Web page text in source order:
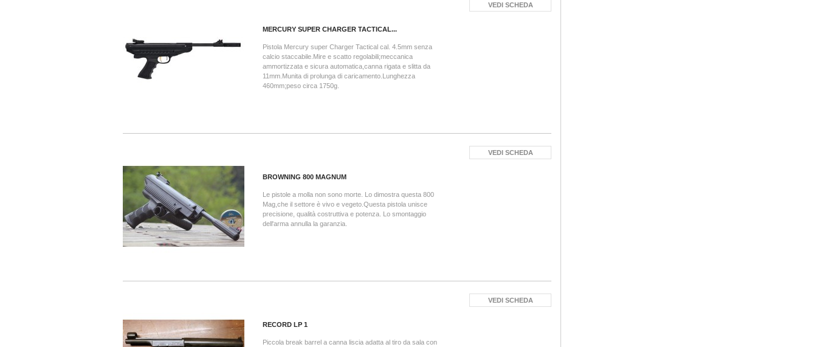
MERCURY SUPER CHARGER TACTICAL...
Pistola Mercury super Charger Tactical cal. 4.5mm senza
calcio staccabile.Mire e scatto regolabili;meccanica
ammortizzata e sicura automatica,canna rigata e slitta da
11mm.Munita di prolunga di caricamento.Lunghezza
460mm;peso circa 1750g.
VEDI SCHEDA
BROWNING 800 MAGNUM
Le pistole a molla non sono morte. Lo dimostra questa 800
Mag,che il settore è vivo e vegeto.Questa pistola unisce
precisione, qualità costruttiva e potenza. Lo smontaggio
dell'arma annulla la garanzia.
VEDI SCHEDA
RECORD LP 1
Piccola break barrel a canna liscia adatta al tiro da sala con
VEDI SCHEDA